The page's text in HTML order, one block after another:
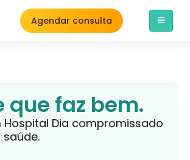
Agendar consulta
que faz bem.
Hospital Dia compromissado